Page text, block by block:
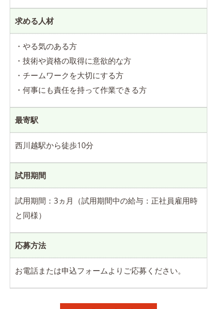
求める人材
・やる気のある方
・技術や資格の取得に意欲的な方
・チームワークを大切にする方
・何事にも責任を持って作業できる方
最寄駅
西川越駅から徒歩10分
試用期間
試用期間：3ヵ月（試用期間中の給与：正社員雇用時
と同様）
応募方法
お電話または申込フォームよりご応募ください。